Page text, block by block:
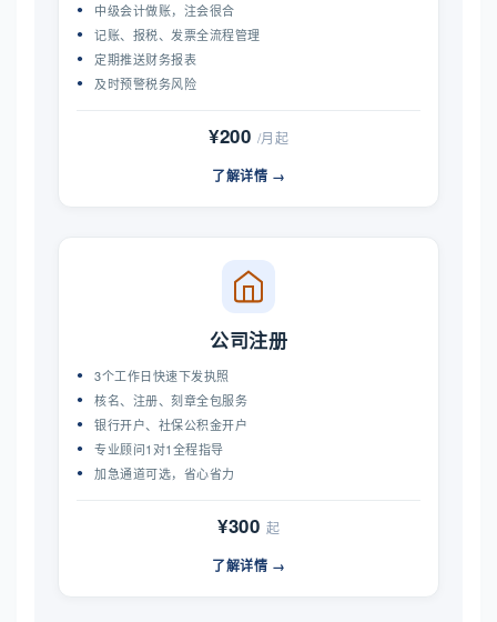
中级会计做账，注会很合
记账、报税、发票全流程管理
定期推送财务报表
及时预警税务风险
¥200 /月起
了解详情 →
公司注册
3个工作日快速下发执照
核名、注册、刻章全包服务
银行开户、社保公积金开户
专业顾问1对1全程指导
加急通道可选，省心省力
¥300 起
了解详情 →